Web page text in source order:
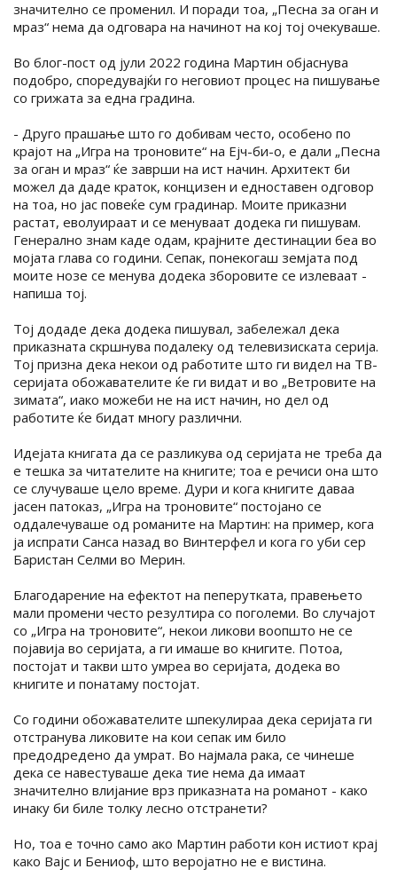
значително се променил. И поради тоа, „Песна за оган и
мраз“ нема да одговара на начинот на кој тој очекуваше.
Во блог-пост од јули 2022 година Мартин објаснува
подобро, споредувајќи го неговиот процес на пишување
со грижата за една градина.
- Друго прашање што го добивам често, особено по
крајот на „Игра на троновите“ на Ејч-би-о, е дали „Песна
за оган и мраз“ ќе заврши на ист начин. Архитект би
можел да даде краток, концизен и едноставен одговор
на тоа, но јас повеќе сум градинар. Моите приказни
растат, еволуираат и се менуваат додека ги пишувам.
Генерално знам каде одам, крајните дестинации беа во
мојата глава со години. Сепак, понекогаш земјата под
моите нозе се менува додека зборовите се излеваат -
напиша тој.
Тој додаде дека додека пишувал, забележал дека
приказната скршнува подалеку од телевизиската серија.
Тој призна дека некои од работите што ги видел на ТВ-
серијата обожавателите ќе ги видат и во „Ветровите на
зимата“, иако можеби не на ист начин, но дел од
работите ќе бидат многу различни.
Идејата книгата да се разликува од серијата не треба да
е тешка за читателите на книгите; тоа е речиси она што
се случуваше цело време. Дури и кога книгите даваа
јасен патоказ, „Игра на троновите“ постојано се
оддалечуваше од романите на Мартин: на пример, кога
ја испрати Санса назад во Винтерфел и кога го уби сер
Баристан Селми во Мерин.
Благодарение на ефектот на пеперутката, правењето
мaли промени често резултира со поголеми. Во случајот
со „Игра на троновите“, некои ликови воопшто не се
појавија во серијата, а ги имаше во книгите. Потоа,
постојат и такви што умреа во серијата, додека во
книгите и понатаму постојат.
Со години обожавателите шпекулираа дека серијата ги
отстранува ликовите на кои сепак им било
предодредено да умрат. Во најмала рака, се чинеше
дека се навестуваше дека тие нема да имаат
значително влијание врз приказната на романот - како
инаку би биле толку лесно отстранети?
Но, тоа е точно само ако Мартин работи кон истиот крај
како Вајс и Бениоф, што веројатно не е вистина.